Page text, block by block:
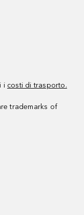
i costi di trasporto.
trademarks of